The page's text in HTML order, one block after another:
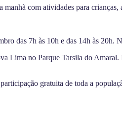
com atividades para
das 7h às 10h e das 14h às
Lima no Parque Tarsila do
gratuita de toda a